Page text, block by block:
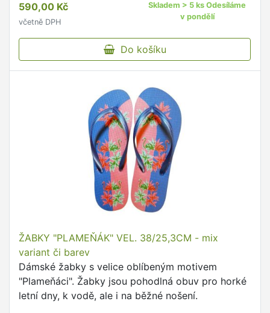
590,00 Kč
včetně DPH
Skladem > 5 ks Odesíláme
v pondělí
Do košíku
ŽABKY "PLAMEŇÁK" VEL. 38/25,3CM - mix
variant či barev
Dámské žabky s velice oblíbeným motivem
"Plameňáci". Žabky jsou pohodlná obuv pro horké
letní dny, k vodě, ale i na běžné nošení.